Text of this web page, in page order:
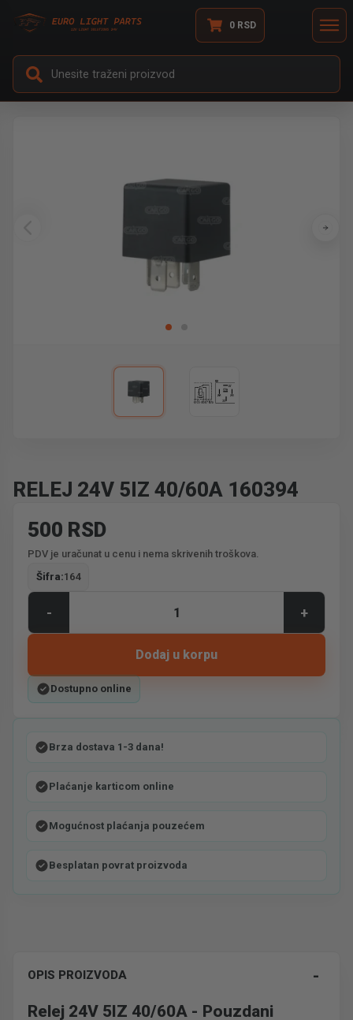
0 RSD
RELEJ 24V 5IZ 40/60A 160394
500 RSD
PDV je uračunat u cenu i nema skrivenih troškova.
Šifra:164
- +
Dodaj u korpu
Dostupno online
Brza dostava 1-3 dana!
Plaćanje karticom online
Mogućnost plaćanja pouzećem
Besplatan povrat proizvoda
OPIS PROIZVODA
Relej 24V 5IZ 40/60A - Pouzdani
-